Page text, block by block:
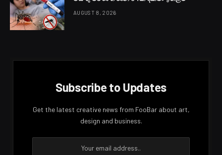
ආරෝපණය කරපු චරිත තුන හතරක් එකවර එළියට පැමිණි
බවත් ඔන්ලයින් පනතේ ඇති අකාරුණිකභාවයන් වෙනුවට
එවැනි තත්වයක් තිබියදී මේ පනත් සියල්ලම සම්මත කරගත්
ජනාධිපතිවරයා පත්කිරීමට පිළිගත නොහැකි බව ද වැඩි දුරටත්
Twitter Pinterest LinkedIn